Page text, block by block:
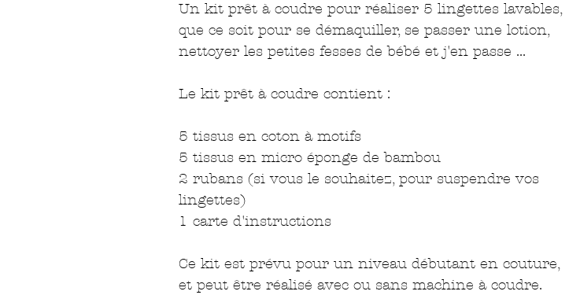
Un kit prêt à coudre pour réaliser 5 lingettes lavables,
que ce soit pour se démaquiller, se passer une lotion,
nettoyer les petites fesses de bébé et j'en passe ...
Le kit prêt à coudre contient :
5 tissus en coton à motifs
5 tissus en micro éponge de bambou
2 rubans (si vous le souhaitez, pour suspendre vos
lingettes)
1 carte d'instructions
Ce kit est prévu pour un niveau débutant en couture,
et peut être réalisé avec ou sans machine à coudre.